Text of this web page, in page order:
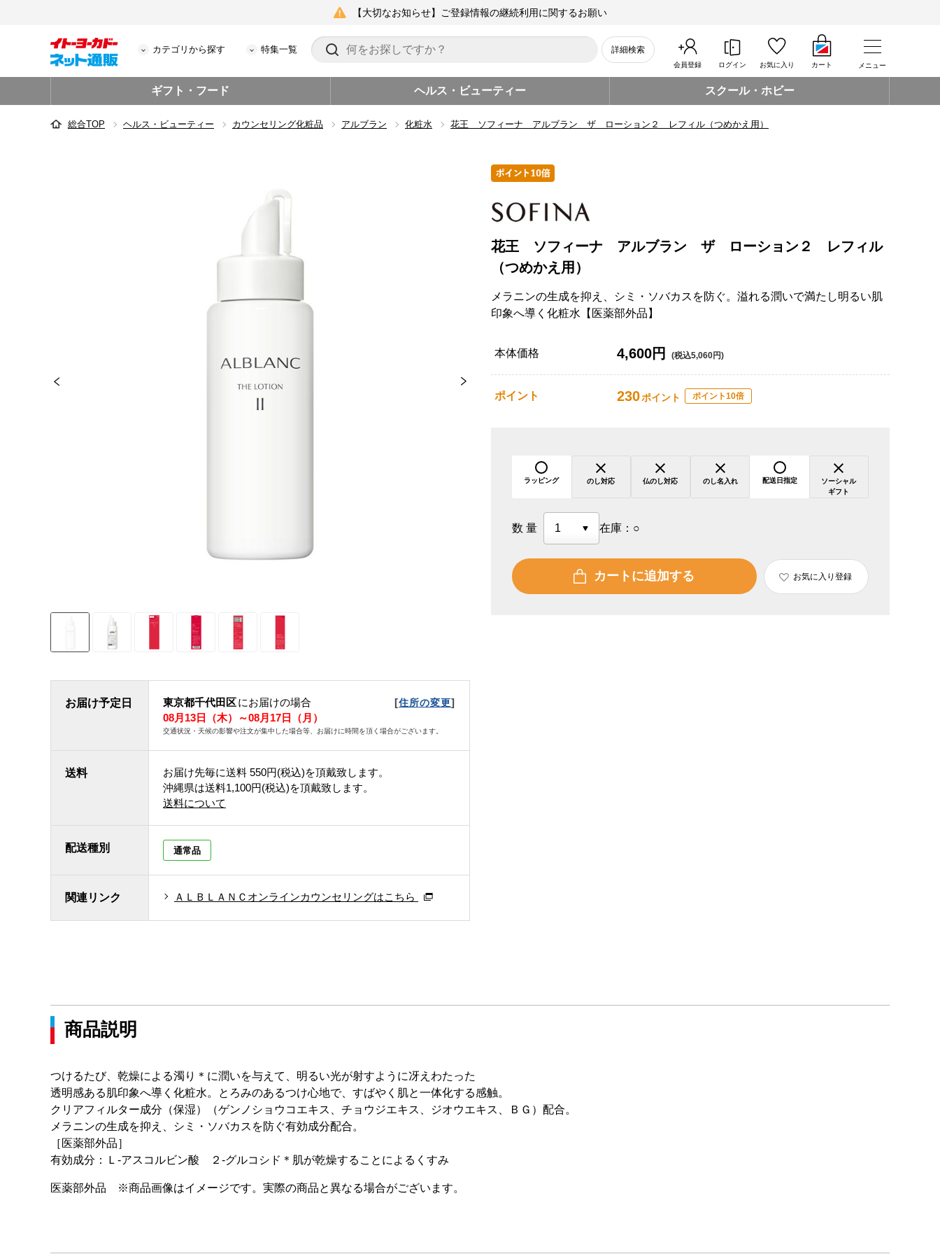
【大切なお知らせ】ご登録情報の継続利用に関するお願い
カテゴリから探す 特集一覧 詳細検索
会員登録 ログイン お気に入り カート メニュー
ギフト・フード ヘルス・ビューティー スクール・ホビー
総合TOP ヘルス・ビューティー カウンセリング化粧品 アルブラン 化粧水 花王 ソフィーナ アルブラン ザ ローション２ レフィル（つめかえ用）
お届け予定日 東京都千代田区にお届けの場合 [住所の変更]
08月13日（木）～08月17日（月）
交通状況・天候の影響や注文が集中した場合等、お届けに時間を頂く場合がございます。
送料 お届け先毎に送料 550円(税込)を頂戴致します。
沖縄県は送料1,100円(税込)を頂戴致します。
送料について
配送種別 通常品
関連リンク ＡＬＢＬＡＮＣオンラインカウンセリングはこちら
花王 ソフィーナ アルブラン ザ ローション２ レフィル
（つめかえ用）
メラニンの生成を抑え、シミ・ソバカスを防ぐ。溢れる潤いで満たし明るい肌
印象へ導く化粧水【医薬部外品】
本体価格 4,600円 (税込5,060円)
ポイント 230ポイント ポイント10倍
ラッピング のし対応 仏のし対応 のし名入れ 配送日指定
ソーシャル
ギフト
数量 在庫： ○
カートに追加する お気に入り登録
商品説明
つけるたび、乾燥による濁り＊に潤いを与えて、明るい光が射すように冴えわたった
透明感ある肌印象へ導く化粧水。とろみのあるつけ心地で、すばやく肌と一体化する感触。
クリアフィルター成分（保湿）（ゲンノショウコエキス、チョウジエキス、ジオウエキス、ＢＧ）配合。
メラニンの生成を抑え、シミ・ソバカスを防ぐ有効成分配合。
［医薬部外品］
有効成分：Ｌ‐アスコルビン酸 ２‐グルコシド＊肌が乾燥することによるくすみ
医薬部外品 ※商品画像はイメージです。実際の商品と異なる場合がございます。